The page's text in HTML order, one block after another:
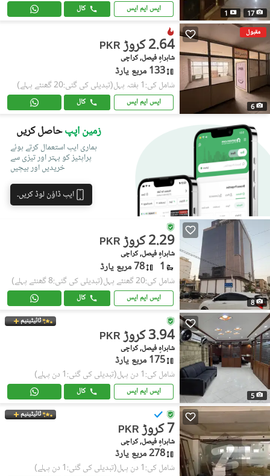
17
1 ایس ایم ایس کال
مقبول
6
PKR 2.64 کروڑ
شاہراہِ فیصل, کراچی
133 مربع یارڈ
شامل کی:1 ہفتہ پہل (تبدیلی کی گئی:20 گھنٹے پہلے)
ایس ایم ایس کال
زمین اپپحاصل کریں
ہماری ایپ استعمال کرتے ہوئے
پراپٹیز کو بہتر اور تیزی سے
خریدیں اور بیچیں
ایپ ڈاؤن لوڈ کریں۔
8
PKR 2.29 کروڑ
شاہراہِ فیصل, کراچی
1 78 مربع یارڈ
شامل کی:20 گھنٹے پہل (تبدیلی کی گئی:8 گھنٹے پہلے)
ایس ایم ایس کال
5
ٹائیٹینیم
PKR 3.94 کروڑ
شاہراہِ فیصل, کراچی
175 مربع یارڈ
شامل کی:1 دن پہل (تبدیلی کی گئی:1 دن پہلے)
ایس ایم ایس کال
ٹائیٹینیم
PKR 7 کروڑ
شاہراہِ فیصل, کراچی
278 مربع یارڈ
شامل کی:1 دن پہل (تبدیلی کی گئی:1 دن پہلے)